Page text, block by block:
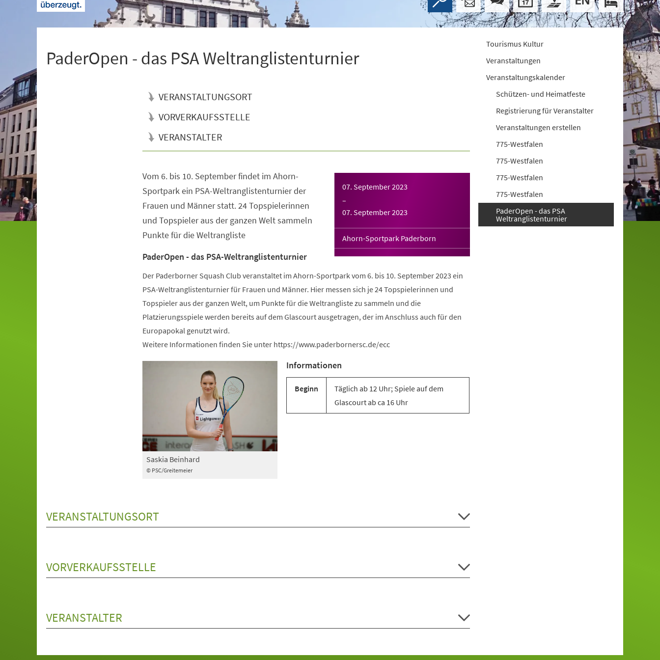
PaderOpen - das PSA Weltranglistenturnier
VERANSTALTUNGSORT
VORVERKAUFSSTELLE
VERANSTALTER
07. September 2023
–
07. September 2023
Ahorn-Sportpark Paderborn
Vom 6. bis 10. September findet im Ahorn-
Sportpark ein PSA-Weltranglistenturnier der
Frauen und Männer statt. 24 Topspielerinnen
und Topspieler aus der ganzen Welt sammeln
Punkte für die Weltrangliste
PaderOpen - das PSA-Weltranglistenturnier
Der Paderborner Squash Club veranstaltet im Ahorn-Sportpark vom 6. bis 10. September 2023 ein
PSA-Weltranglistenturnier für Frauen und Männer. Hier messen sich je 24 Topspielerinnen und
Topspieler aus der ganzen Welt, um Punkte für die Weltrangliste zu sammeln und die
Platzierungsspiele werden bereits auf dem Glascourt ausgetragen, der im Anschluss auch für den
Europapokal genutzt wird.
Weitere Informationen finden Sie unter https://www.paderbornersc.de/ecc
© PSC/Greitemeier
Saskia Beinhard
Informationen
Beginn
Täglich ab 12 Uhr; Spiele auf dem
Glascourt ab ca 16 Uhr
VERANSTALTUNGSORT
VORVERKAUFSSTELLE
VERANSTALTER
Tourismus Kultur
Veranstaltungen
Veranstaltungskalender
Schützen- und Heimatfeste
Registrierung für Veranstalter
Veranstaltungen erstellen
775-Westfalen
775-Westfalen
775-Westfalen
775-Westfalen
PaderOpen - das PSA
Weltranglistenturnier